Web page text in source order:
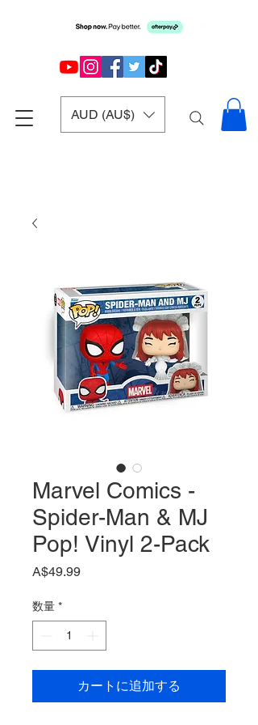
AUD (AU$)
Marvel Comics -
Spider-Man & MJ
Pop! Vinyl 2-Pack
A$49.99価
数量 *
カートに追加する